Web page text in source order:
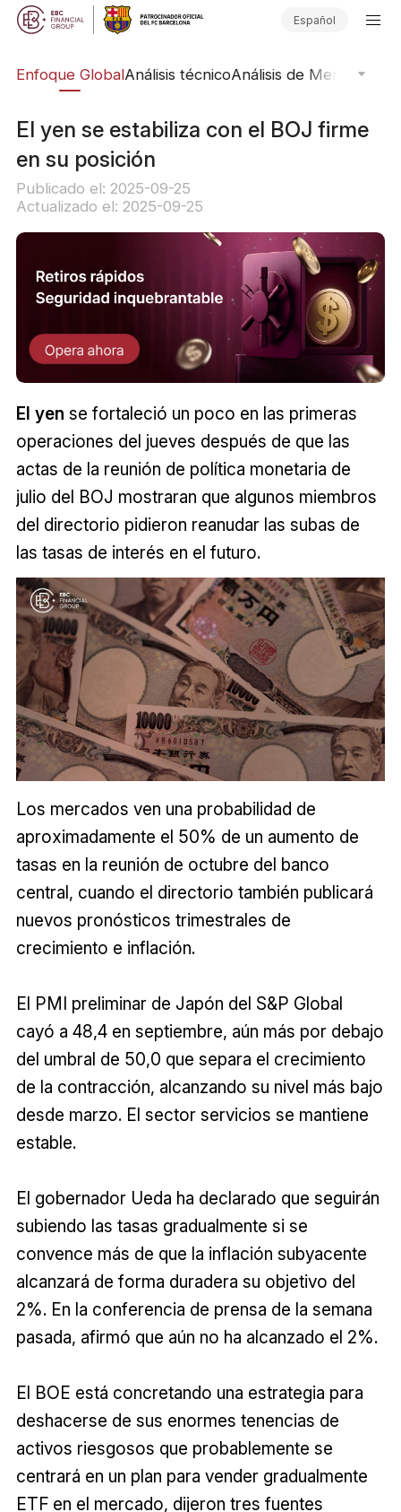
Español
Enfoque GlobalAnálisis técnicoAnálisis de Mercado
El yen se estabiliza con el BOJ firme
en su posición
Publicado el: 2025-09-25
Actualizado el: 2025-09-25
El yen se fortaleció un poco en las primeras
operaciones del jueves después de que las
actas de la reunión de política monetaria de
julio del BOJ mostraran que algunos miembros
del directorio pidieron reanudar las subas de
las tasas de interés en el futuro.
Los mercados ven una probabilidad de
aproximadamente el 50% de un aumento de
tasas en la reunión de octubre del banco
central, cuando el directorio también publicará
nuevos pronósticos trimestrales de
crecimiento e inflación.
El PMI preliminar de Japón del S&P Global
cayó a 48,4 en septiembre, aún más por debajo
del umbral de 50,0 que separa el crecimiento
de la contracción, alcanzando su nivel más bajo
desde marzo. El sector servicios se mantiene
estable.
El gobernador Ueda ha declarado que seguirán
subiendo las tasas gradualmente si se
convence más de que la inflación subyacente
alcanzará de forma duradera su objetivo del
2%. En la conferencia de prensa de la semana
pasada, afirmó que aún no ha alcanzado el 2%.
El BOE está concretando una estrategia para
deshacerse de sus enormes tenencias de
activos riesgosos que probablemente se
centrará en un plan para vender gradualmente
ETF en el mercado, dijeron tres fuentes